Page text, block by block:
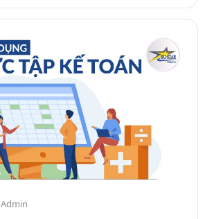
Admin